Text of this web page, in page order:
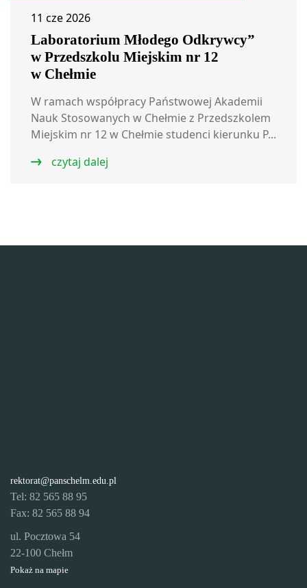
11 cze 2026
Laboratorium Młodego Odkrywcy”
w Przedszkolu Miejskim nr 12
w Chełmie
W ramach współpracy Państwowej Akademii
Nauk Stosowanych w Chełmie z Przedszkolem
Miejskim nr 12 w Chełmie studenci kierunku P...
czytaj dalej
rektorat@panschelm.edu.pl
Tel: 82 565 88 95
Fax: 82 565 88 94
ul. Pocztowa 54
22-100 Chełm
Pokaż na mapie